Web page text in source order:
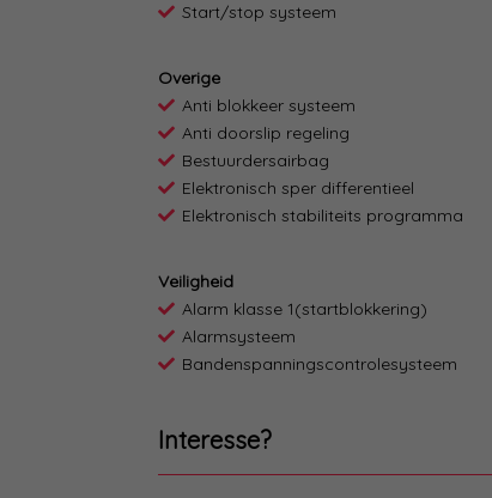
Start/stop systeem
Overige
Anti blokkeer systeem
Anti doorslip regeling
Bestuurdersairbag
Elektronisch sper differentieel
Elektronisch stabiliteits programma
Veiligheid
Alarm klasse 1(startblokkering)
Alarmsysteem
Bandenspanningscontrolesysteem
Interesse?